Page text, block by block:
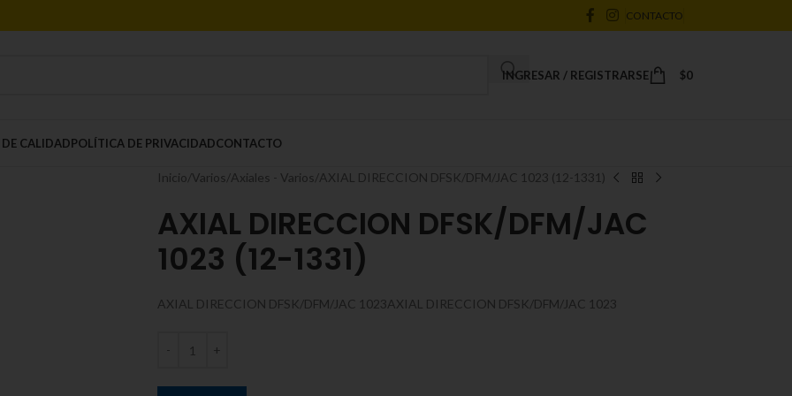
CONTACTO
INGRESAR / REGISTRARSE $0
CALIDADPOLÍTICA DE PRIVACIDADCONTACTO
Inicio Varios Axiales - Varios AXIAL DIRECCION DFSK/DFM/JAC 1023 (12-1331)
AXIAL DIRECCION DFSK/DFM/JAC
1023 (12-1331)
AXIAL DIRECCION DFSK/DFM/JAC 1023AXIAL DIRECCION DFSK/DFM/JAC 1023